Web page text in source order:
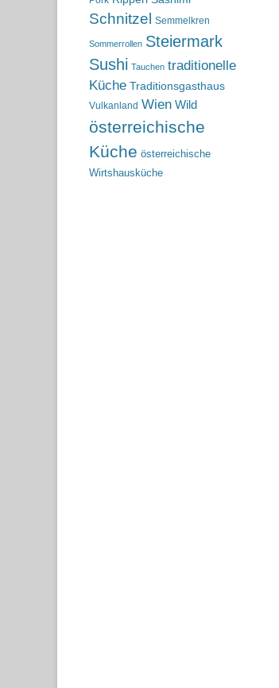
Schnitzel Semmelkren
Sommerrollen Steiermark
Sushi Tauchen traditionelle
Küche Traditionsgasthaus
Vulkanland Wien Wild
österreichische
Küche österreichische
Wirtshausküche